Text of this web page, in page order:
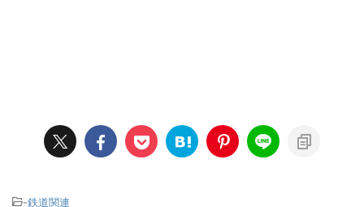
-鉄道関連